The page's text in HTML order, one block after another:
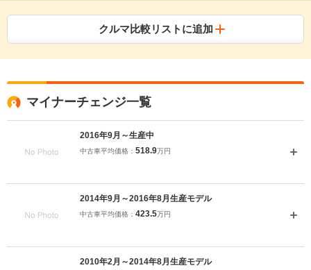
クルマ比較リストに追加
マイナーチェンジ一覧
2016年9月～生産中
中古車平均価格： 518.9万円
2014年9月～2016年8月生産モデル
中古車平均価格： 423.5万円
2010年2月～2014年8月生産モデル